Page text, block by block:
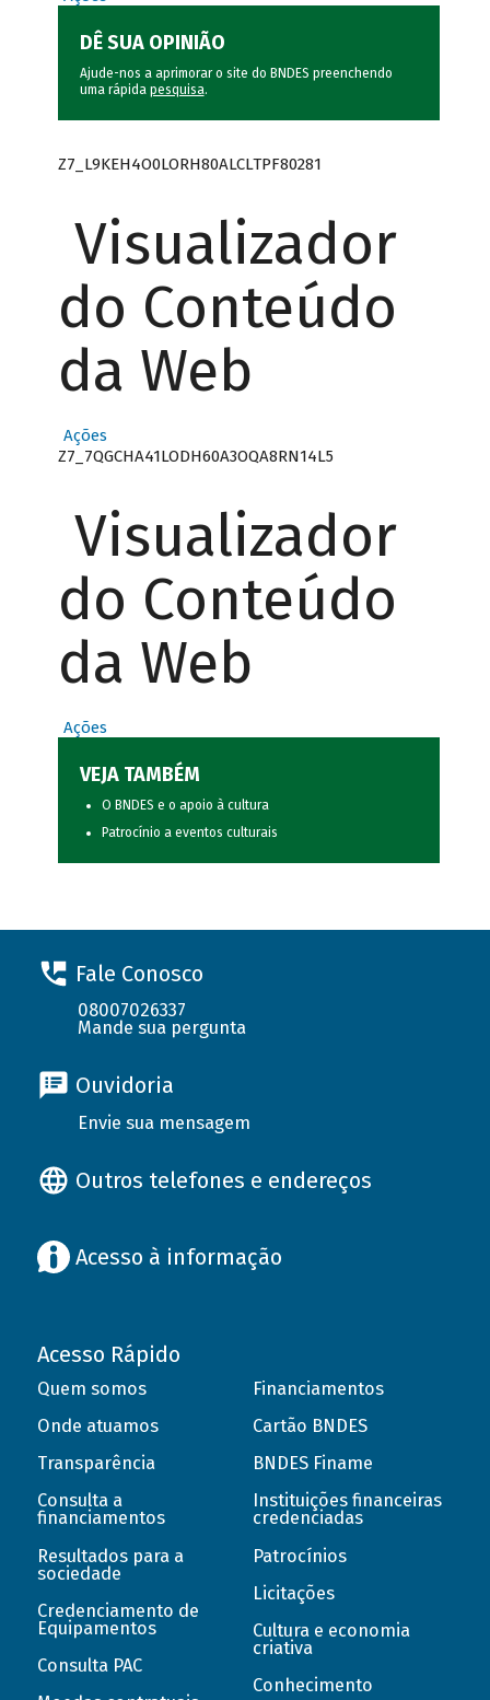
DÊ SUA OPINIÃO
Ajude-nos a aprimorar o site do BNDES preenchendo
uma rápida pesquisa.
Z7_L9KEH4O0LORH80ALCLTPF80281
Visualizador
do Conteúdo
da Web
Ações
Z7_7QGCHA41LODH60A3OQA8RN14L5
Visualizador
do Conteúdo
da Web
Ações
VEJA TAMBÉM
O BNDES e o apoio à cultura
Patrocínio a eventos culturais
Fale Conosco
08007026337
Mande sua pergunta
Ouvidoria
Envie sua mensagem
Outros telefones e endereços
Acesso à informação
Acesso Rápido
Quem somos
Onde atuamos
Transparência
Consulta a
financiamentos
Resultados para a
sociedade
Credenciamento de
Equipamentos
Consulta PAC
Financiamentos
Cartão BNDES
BNDES Finame
Instituições financeiras
credenciadas
Patrocínios
Licitações
Cultura e economia
criativa
Conhecimento